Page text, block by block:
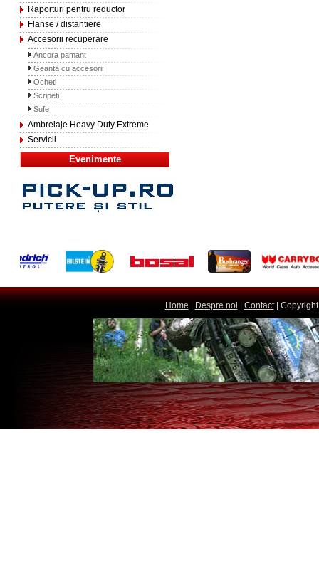
Raporturi pentru reductor
Flanse / distantiere
Accesorii recuperare
Ancora pamant
Geanta cu accesorii
Ocheti
Scripeti
Sufe
Ambreiaje Heavy Duty Extreme
Servicii
Evenimente
Home Despre noi Contact| Copyright